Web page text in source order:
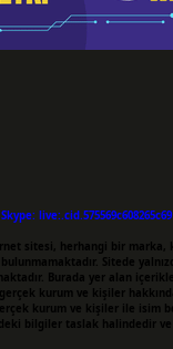
Skype: live:.cid.575569c608265c69
sitesi, herhangi bir marka,
Sitede
Burada yer alan
kurum ve kişiler
kurum ve kişiler ile isim
bilgiler taslak halindedir